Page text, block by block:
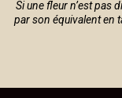
Si une fleur n’est pas
par son équivalent en